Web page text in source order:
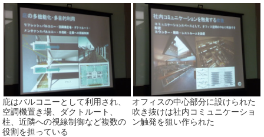
庇はバルコニーとして利用され、
空調機置き場、ダクトルート、
柱、近隣への視線制御など複数の
役割を担っている
オフィスの中心部分に設けられた
吹き抜けは社内コミュニケーショ
ン触発を狙い作られた